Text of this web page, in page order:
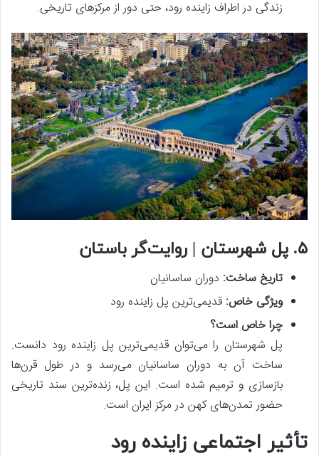
زندگی در اطراف زاینده رود، حتی دور از مرکزهای تاریخی.
۵. پل شهرستان | روایت‌گر باستان
تاریخ ساخت: دوران ساسانیان
ویژگی خاص: قدیمی‌ترین پل زاینده رود
چرا خاص است؟
پل شهرستان را می‌توان قدیمی‌ترین پل زاینده رود دانست.
ساخت آن به دوران ساسانیان می‌رسد و در طول قرن‌ها
بازسازی و ترمیم شده است. این پل، زنده‌ترین سند تاریخی
حضور تمدن‌های کهن در مرکز ایران است.
تأثیر اجتماعی زاینده رود